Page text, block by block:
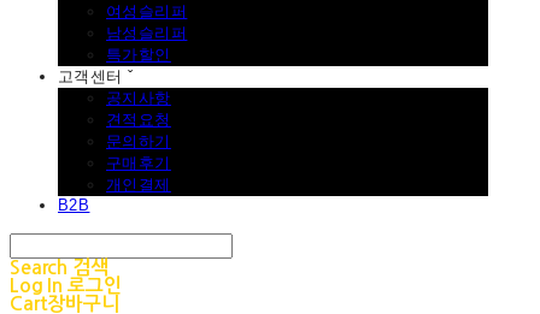
여성슬리퍼
남성슬리퍼
특가할인
고객센터 ˇ
공지사항
견적요청
문의하기
구매후기
개인결제
B2B
Search 검색
Log In 로그인
Cart장바구니